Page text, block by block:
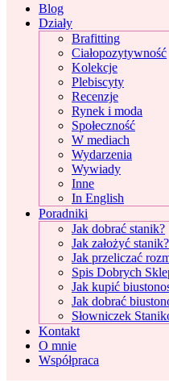
Blog
Działy
Brafitting
Ciałopozytywność
Kolekcje
Plebiscyty
Recenzje
Rynek i moda
Społeczność
W mediach
Wydarzenia
Wywiady
Inne
In English
Poradniki
Jak dobrać stanik?
Jak założyć stanik?
Jak przeliczać
Spis Dobrych
Jak kupić
Jak dobrać
Słowniczek
Kontakt
O mnie
Współpraca